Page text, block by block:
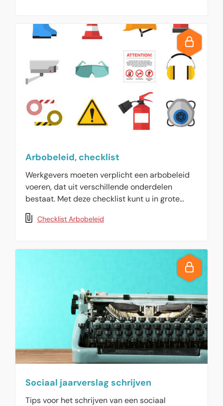
Arbobeleid, checklist
Werkgevers moeten verplicht een arbobeleid
voeren, dat uit verschillende onderdelen
bestaat. Met deze checklist kunt u in grote
lijnen bepalen of uw arbobeleid aan de eisen
voldoet, of dat aanpassingen wenselijk zijn.
Checklist Arbobeleid
Sociaal jaarverslag schrijven
Tips voor het schrijven van een sociaal